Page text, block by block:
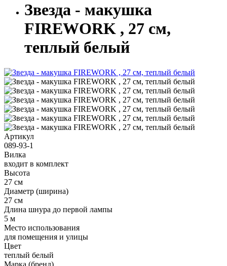
Звезда - макушка
FIREWORK , 27 см,
теплый белый
Артикул
089-93-1
Вилка
входит в комплект
Высота
27 см
Диаметр (ширина)
27 см
Длина шнура до первой лампы
5 м
Место использования
для помещения и улицы
Цвет
теплый белый
Марка (бренд)